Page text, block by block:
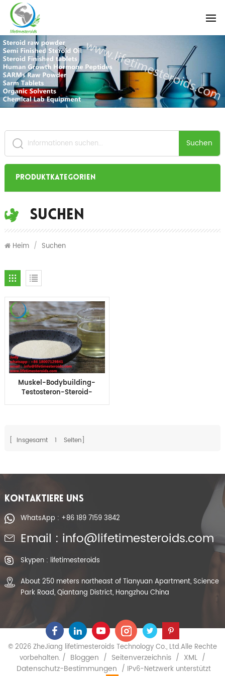
Suchen
Produktkategorien
Suchen
Heim / Suchen
Muskel-Bodybuilding-
Testosteron-Steroid-
Hormon-Testosteron
[ Insgesamt 1 Seiten]
KONTAKTIERE UNS
WhatsApp : +86 189 7159 3842
Email : info@lifetimesteroids.com
Skypen : lifetimesteroids
About 250 meters northeast of Tianyuan Apartment, Science
Park Road, Qiantang District, Hangzhou China
© 2026 ZheJiang lifetimesteroids Technology Co., Ltd.Alle Rechte
vorbehalten. / Bloggen / Seitenverzeichnis / XML /
Datenschutz-Bestimmungen / IPv6-Netzwerk unterstützt